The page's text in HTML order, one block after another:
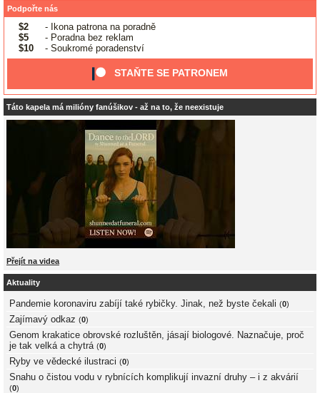
Podpořte nás
$2
- Ikona patrona na poradně
$5
- Poradna bez reklam
$10
- Soukromé poradenství
STAŇTE SE PATRONEM
Táto kapela má milióny fanúšikov - až na to, že neexistuje
Přejít na videa
Aktuality
Pandemie koronaviru zabíjí také rybičky. Jinak, než byste čekali (0)
Zajímavý odkaz (0)
Genom krakatice obrovské rozluštěn, jásají biologové. Naznačuje, proč
je tak velká a chytrá (0)
Ryby ve vědecké ilustraci (0)
Snahu o čistou vodu v rybnících komplikují invazní druhy – i z akvárií
(0)